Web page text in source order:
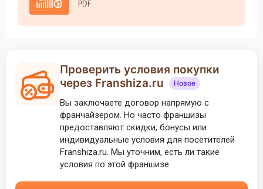
PDF
Проверить условия покупки
через Franshiza.ru
Новое
Вы заключаете договор напрямую с
франчайзером. Но часто франшизы
предоставляют скидки, бонусы или
индивидуальные условия для посетителей
Franshiza.ru. Мы уточним, есть ли такие
условия по этой франшизе